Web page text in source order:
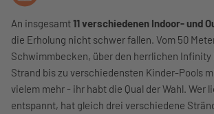
An insgesamt11 verschiedenen Indoor- und
die Erholung nicht schwer fallen. Vom 50
Schwimmbecken, über den herrlichen Infinity
Strand bis zu verschiedensten Kinder-Pools
vielem mehr - ihr habt die Qual der Wahl. Wer
entspannt, hat gleich drei verschiedene